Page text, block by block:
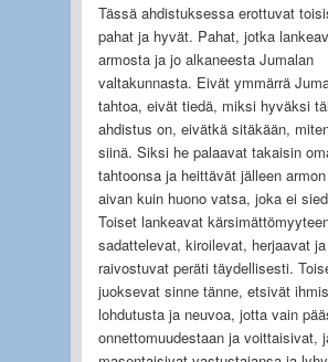
Tässä ahdistuksessa erottuvat
pahat ja hyvät. Pahat, jotka
armosta ja jo alkaneesta Jumalan
valtakunnasta. Eivät ymmärrä
tahtoa, eivät tiedä, miksi hyväksi
ahdistus on, eivätkä sitäkään,
siinä. Siksi he palaavat takaisin
tahtoonsa ja heittävät jälleen
aivan kuin huono vatsa, joka ei
Toiset lankeavat
sadattelevat, kiroilevat, herjaavat ja
raivostuvat peräti täydellisesti.
juoksevat sinne tänne, etsivät
lohdutusta ja neuvoa, jotta vain
onnettomuudestaan ja voittaisivat,